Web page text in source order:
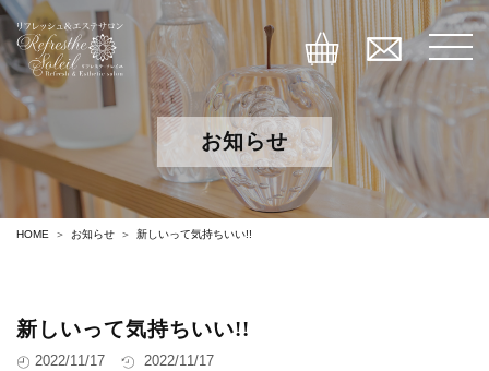
お知らせ
HOME お知らせ 新しいって気持ちいい!!
新しいって気持ちいい!!
2022/11/17
2022/11/17